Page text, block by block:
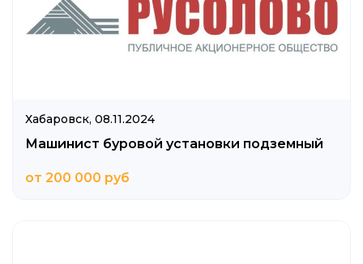
Хабаровск, 08.11.2024
Машинист буровой установки подземный
от 200 000 руб